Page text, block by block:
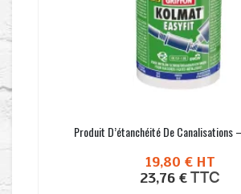
Produit D’étanchéité De Canalisations
19,80 € HT
23,76 €TTC